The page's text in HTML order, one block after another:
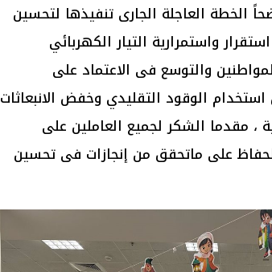
الخطة العاجلة الجارى تنفيذها لتحسين
واستمرارية التيار الكهربائي
والتوسع فى الاعتماد على
الوقود التقليدي وخفض الانبعاثات
مقدما الشكر لجميع العاملين على
على ماتحقق من إنجازات فى تحسين